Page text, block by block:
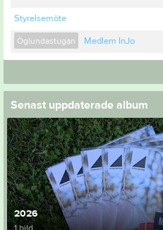
Styrelsemöte
Öglundastugan Medlem InJo
Senast uppdaterade album
2026